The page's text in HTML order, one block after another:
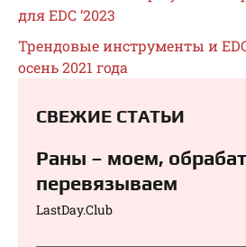
для EDC ‘2023
Трендовые инструменты и
осень 2021 года
СВЕЖИЕ СТАТЬИ
Раны – моем,
перевязываем⁠⁠
LastDay.Club